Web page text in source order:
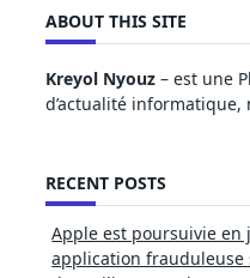
ABOUT THIS SITE
Kreyol Nyouz – est une
d’actualité informatique,
RECENT POSTS
Apple est poursuivie en
application frauduleuse